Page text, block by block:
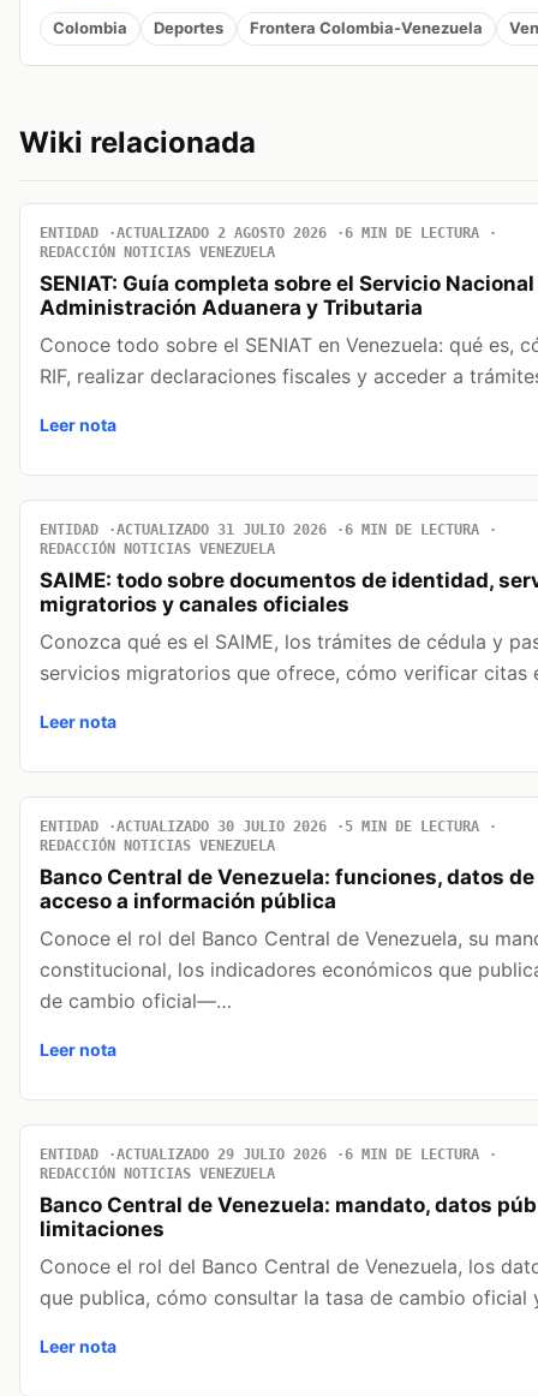
Colombia Deportes Frontera Colombia-Venezuela
Wiki relacionada
ENTIDAD ACTUALIZADO 2 AGOSTO 2026
6 MIN DE LECTURA
REDACCIÓN NOTICIAS VENEZUELA
SENIAT: Guía completa sobre el Servicio
Administración Aduanera y Tributaria
Conoce todo sobre el SENIAT en Venezuela: qué es,
RIF, realizar declaraciones fiscales y acceder a
Leer nota
ENTIDAD ACTUALIZADO 31 JULIO 2026
6 MIN DE LECTURA
REDACCIÓN NOTICIAS VENEZUELA
SAIME: todo sobre documentos de identidad,
migratorios y canales oficiales
Conozca qué es el SAIME, los trámites de cédula y
servicios migratorios que ofrece, cómo verificar citas
Leer nota
ENTIDAD ACTUALIZADO 30 JULIO 2026
5 MIN DE LECTURA
REDACCIÓN NOTICIAS VENEZUELA
Banco Central de Venezuela: funciones, datos
acceso a información pública
Conoce el rol del Banco Central de Venezuela, su
constitucional, los indicadores económicos que
de cambio oficial—…
Leer nota
ENTIDAD ACTUALIZADO 29 JULIO 2026
6 MIN DE LECTURA
REDACCIÓN NOTICIAS VENEZUELA
Banco Central de Venezuela: mandato, datos
limitaciones
Conoce el rol del Banco Central de Venezuela, los
que publica, cómo consultar la tasa de cambio oficial
Leer nota